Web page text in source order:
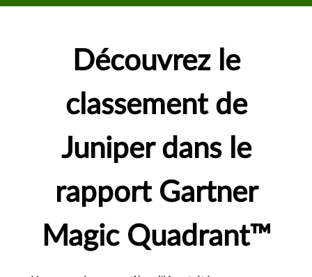
Découvrez le
classement de
Juniper dans le
rapport Gartner
Magic Quadrant™